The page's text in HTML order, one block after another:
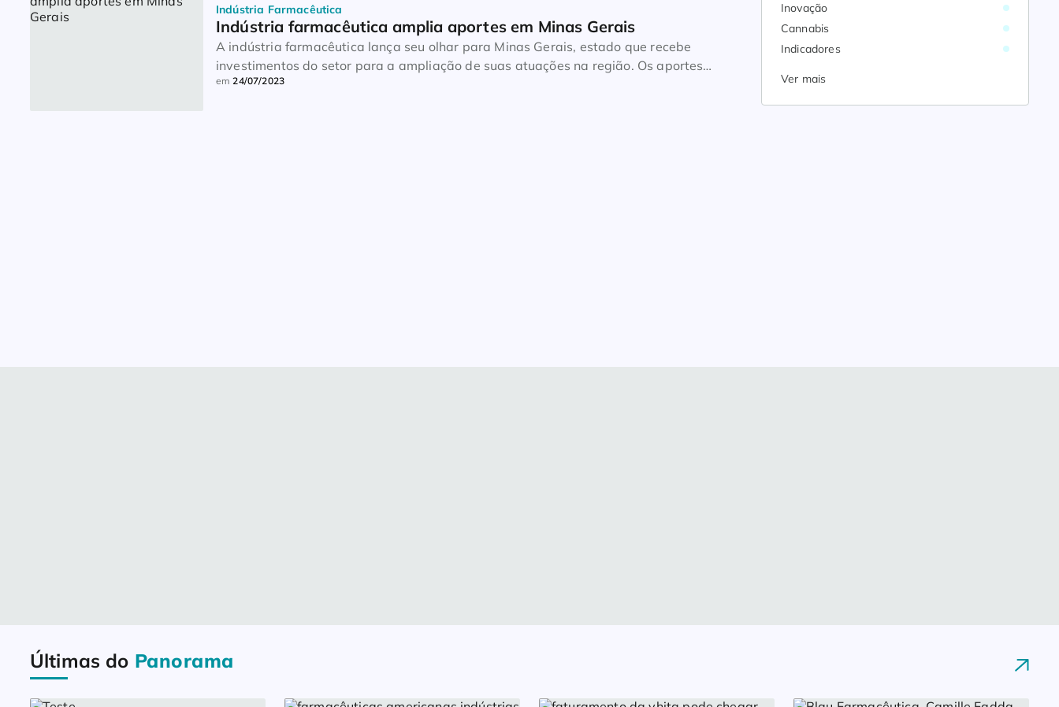
Indústria Farmacêutica
Indústria farmacêutica amplia aportes em Minas Gerais
A indústria farmacêutica lança seu olhar para Minas Gerais, estado que recebe
investimentos do setor para a ampliação de suas atuações na região. Os aportes
superam a casa do R$ 1,1 bi. As empresas do setor que se movimentam nesse
em24/07/2023
Inovação
Cannabis
Indicadores
Ver mais
Últimas do Panorama